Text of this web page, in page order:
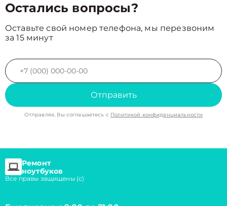
Остались вопросы?
Оставьте свой номер телефона, мы перезвоним
за 15 минут
Отправить
Отправляя, Вы соглашаетесь с Политикой конфиденциальности
Ремонт
ноутбуков
Все правы защищены (с)